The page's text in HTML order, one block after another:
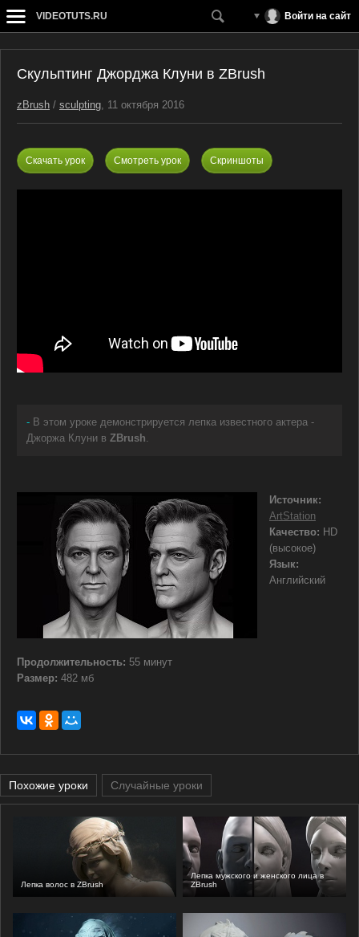
VIDEOTUTS.RU Войти на сайт
Скульптинг Джорджа Клуни в ZBrush
zBrush / sculpting, 11 октября 2016
Скачать урок Смотреть урок Скриншоты
- В этом уроке демонстрируется лепка известного актера -
Джоржа Клуни в ZBrush.
Источник:
ArtStation
Качество: HD
(высокое)
Язык:
Английский
Продолжительность: 55 минут
Размер: 482 мб
Похожие уроки Случайные уроки
Лепка волос в ZBrush
Лепка мужского и женского лица в
ZBrush